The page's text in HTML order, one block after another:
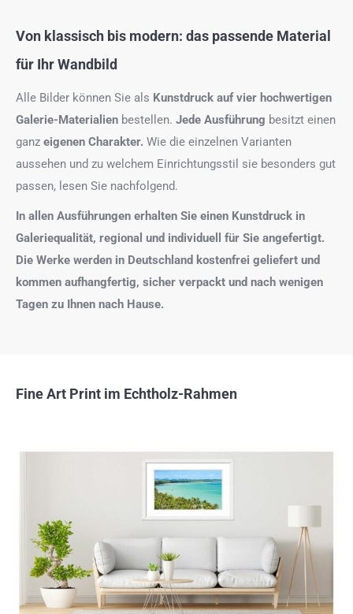
Von klassisch bis modern: das passende Material
für Ihr Wandbild
Alle Bilder können Sie als Kunstdruck auf vier hochwertigen
Galerie-Materialien bestellen. Jede Ausführung besitzt einen
ganz eigenen Charakter. Wie die einzelnen Varianten
aussehen und zu welchem Einrichtungsstil sie besonders gut
passen, lesen Sie nachfolgend.
In allen Ausführungen erhalten Sie einen Kunstdruck in
Galeriequalität, regional und individuell für Sie angefertigt.
Die Werke werden in Deutschland kostenfrei geliefert und
kommen aufhangfertig, sicher verpackt und nach wenigen
Tagen zu Ihnen nach Hause.
Fine Art Print im Echtholz-Rahmen